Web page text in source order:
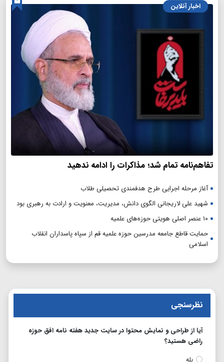
اخبار آنلاین
تفاهم‌نامه تمام شد؛ مذاکرات را ادامه ندهید
آغاز مرحله اجرایی طرح هدفمندی تحصیلی طلاب
شهید علی لاریجانی الگوی دانش، مدیریت، معنویت و ارادت به رهبری بود
۱۰ عنصر اصلی هویتی حوزه‌های علمیه
حمایت قاطع جامعه مدرسین حوزه علمیه قم از سپاه پاسداران انقلاب
اسلامی
نظرسنجی
آیا از طراحی و نمایش محتوا در سایت جدید هفته نامه افق حوزه
راضی هستید؟
بله